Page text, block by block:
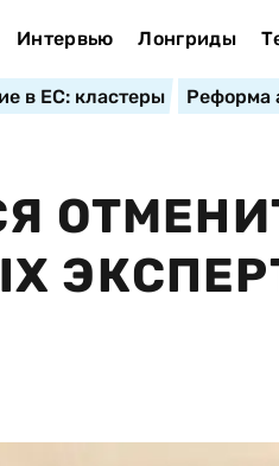
Интервью Лонгриды
в ЕС: кластеры Реформа